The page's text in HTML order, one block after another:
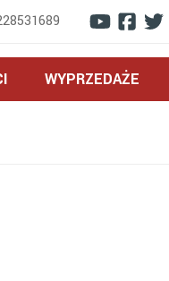
WYPRZEDAŻE